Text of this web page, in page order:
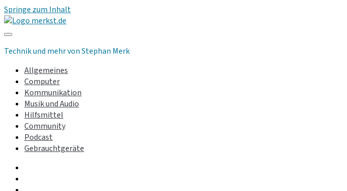
Springe zum Inhalt
merkst.de
Technik und mehr von Stephan Merk
Allgemeines
Computer
Kommunikation
Musik und Audio
Hilfsmittel
Community
Podcast
Gebrauchtgeräte